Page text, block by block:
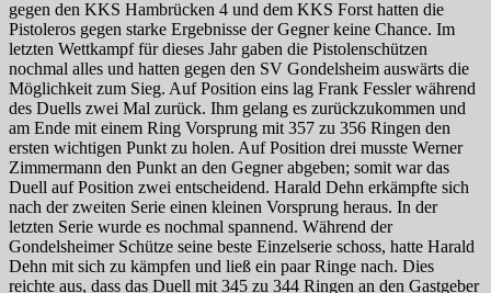
gegen den KKS Hambrücken 4 und dem KKS Forst hatten die
Pistoleros gegen starke Ergebnisse der Gegner keine Chance. Im
letzten Wettkampf für dieses Jahr gaben die Pistolenschützen
nochmal alles und hatten gegen den SV Gondelsheim auswärts die
Möglichkeit zum Sieg. Auf Position eins lag Frank Fessler während
des Duells zwei Mal zurück. Ihm gelang es zurückzukommen und
am Ende mit einem Ring Vorsprung mit 357 zu 356 Ringen den
ersten wichtigen Punkt zu holen. Auf Position drei musste Werner
Zimmermann den Punkt an den Gegner abgeben; somit war das
Duell auf Position zwei entscheidend. Harald Dehn erkämpfte sich
nach der zweiten Serie einen kleinen Vorsprung heraus. In der
letzten Serie wurde es nochmal spannend. Während der
Gondelsheimer Schütze seine beste Einzelserie schoss, hatte Harald
Dehn mit sich zu kämpfen und ließ ein paar Ringe nach. Dies
reichte aus, dass das Duell mit 345 zu 344 Ringen an den Gastgeber